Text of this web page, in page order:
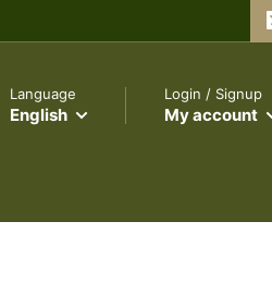
Language
English
Login / Signup
My account